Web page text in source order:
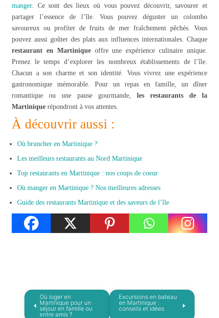
manger. Ce sont des lieux où vous pouvez découvrir, savourer et
partager l’essence de l’île. Vous pouvez déguster un colombo
savoureux ou profiter de fruits de mer fraîchement pêchés. Vous
pouvez aussi goûter des plats aux influences internationales. Chaque
restaurant en Martiniqueoffre une expérience culinaire unique.
Prenez le temps d’explorer les nombreux établissements de l’île.
Chacun a son charme et son identité. Vous vivrez une expérience
gastronomique mémorable. Pour un repas en famille, un dîner
romantique ou une pause gourmande, les restaurants de la
Martinique répondront à vos attentes.
À découvrir aussi :
Où bruncher en Martinique ?
Les meilleurs restaurants au Nord Martinique
Top restaurants en Martinique : nos coups de coeur
Où manger en Martinique ? Nos meilleures adresses
Guide des restaurants Martinique et des saveurs de l’île
Où loger en
Martinique pour un
séjour en famille ou
entre amis ?
Excursions en bateau
en Martinique :
conseils et idées